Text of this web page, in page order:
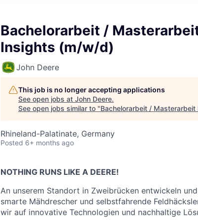
Bachelorarbeit /
Insights (m/w/d)
John Deere
This job is no longer accepting applications
See open jobs at John Deere.
See open jobs similar to "Bachelorarbeit /
Rhineland-Palatinate, Germany
Posted 6+ months ago
NOTHING RUNS LIKE A DEERE!
An unserem Standort in Zweibrücken entwickeln
smarte Mähdrescher und selbstfahrende
wir auf innovative Technologien und nachhaltige